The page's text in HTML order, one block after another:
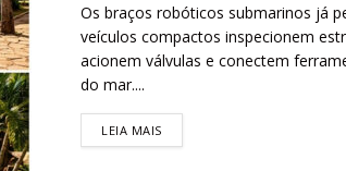
Os braços robóticos submarinos já
veículos compactos inspecionem
acionem válvulas e conectem
do mar....
LEIA MAIS